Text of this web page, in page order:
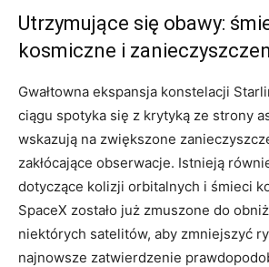
Utrzymujące się obawy:
kosmiczne i
Gwałtowna ekspansja konstelacji
ciągu spotyka się z krytyką ze strony
wskazują na zwiększone
zakłócające obserwacje. Istnieją
dotyczące kolizji orbitalnych i śmieci
SpaceX zostało już zmuszone do
niektórych satelitów, aby zmniejszyć
najnowsze zatwierdzenie